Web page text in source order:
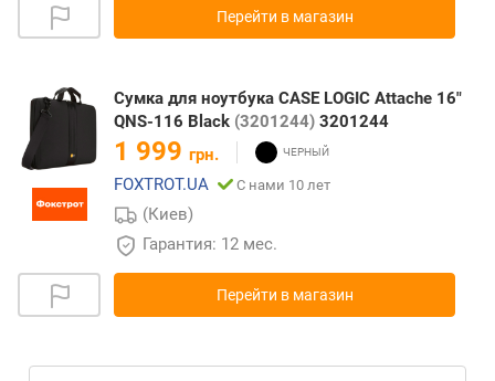
Перейти в магазин
Сумка для ноутбука CASE LOGIC Attache 16"
QNS-116 Black (3201244) 3201244
1 999 грн.
FOXTROT.UA
С нами 10 лет
(Киев)
Гарантия: 12 мес.
Перейти в магазин